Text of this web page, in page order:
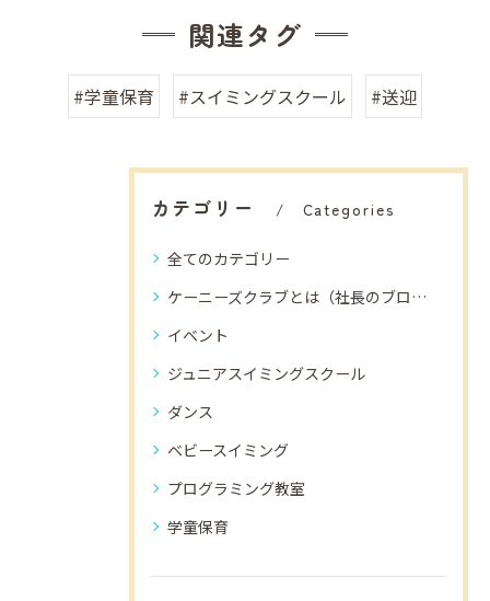
関連タグ
#学童保育 #スイミングスクール #送迎
カテゴリー Categories
全てのカテゴリー
ケーニーズクラブとは（社長のブログ）
イベント
ジュニアスイミングスクール
ダンス
ベビースイミング
プログラミング教室
学童保育